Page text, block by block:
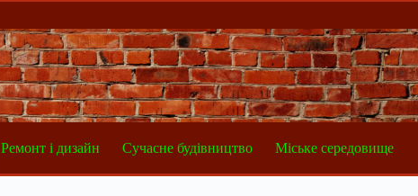
Ремонт і дизайн Сучасне будівництво Міське середовище